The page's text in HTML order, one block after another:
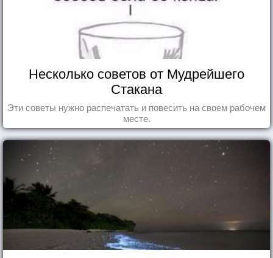
Несколько советов от Мудрейшего
Стакана
Эти советы нужно распечатать и повесить на своем рабочем
месте.